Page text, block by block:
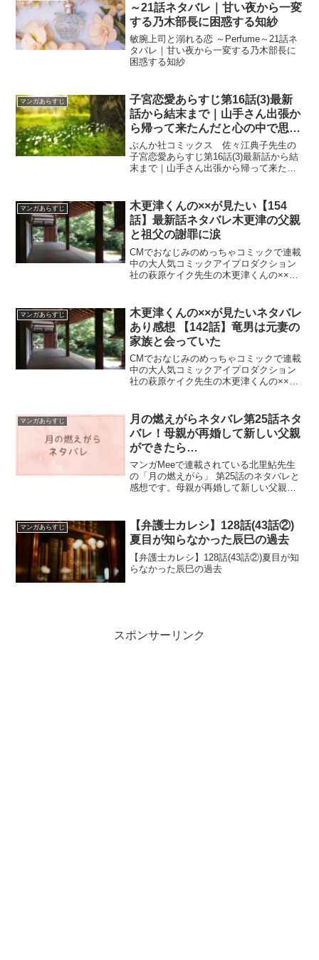
～21話ネタバレ｜甘い夜から一変
する乃木部長に困惑する知紗
敏腕上司と溺れる恋 ～Perfume～21話ネ
タバレ｜甘い夜から一変する乃木部長に
困惑する知紗
マンガあらすじ
子宮恋愛あらすじ第16話(3)最新
話から結末まで｜山手さん出張か
ら帰って来たんだと心の中で思い
ながら
ぶんか社コミックス 佐々江典子先生の
子宮恋愛あらすじ第16話(3)最新話から結
末まで｜山手さん出張から帰って来たん
マンガあらすじ
木更津くんの××が見たい【154
話】最新話ネタバレ木更津の父親
と祖父の謝罪に涙
CMでおなじみのめっちゃコミックで連載
中の大人気コミックアイプロダクション
社の萩原ケイク先生の木更津くんの××が
マンガあらすじ
木更津くんの××が見たいネタバレ
あり感想 【142話】竜男は元妻の
家族と会っていた
CMでおなじみのめっちゃコミックで連載
中の大人気コミックアイプロダクション
社の萩原ケイク先生の木更津くんの××が
マンガあらすじ
月の燃えがらネタバレ第25話ネタ
バレ！母親が再婚して新しい父親
ができたら…
マンガMeeで連載されている北里鮎先生
の「月の燃えがら」 第25話のネタバレと
感想です。母親が再婚して新しい父親が
マンガあらすじ
【弁護士カレシ】128話(43話②)
夏目が知らなかった辰巳の過去
【弁護士カレシ】128話(43話②)夏目が知
らなかった辰巳の過去
スポンサーリンク